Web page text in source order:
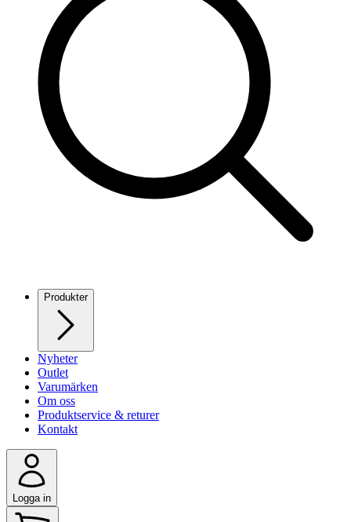
Produkter
Nyheter
Outlet
Varumärken
Om oss
Produktservice & returer
Kontakt
Logga in